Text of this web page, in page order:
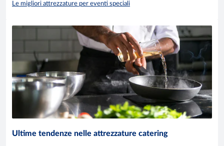
Le migliori attrezzature per eventi speciali
Ultime tendenze nelle attrezzature catering